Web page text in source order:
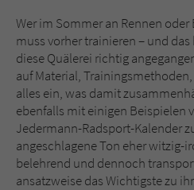
Wer im Sommer an Rennen
muss vorher trainieren – und
diese Quälerei richtig
auf Material,
alles ein, was damit
ebenfalls mit einigen Beispielen
Jedermann-Radsport-Kalender
angeschlagene Ton eher witzig-
belehrend und dennoch
ansatzweise das Wichtigste zu